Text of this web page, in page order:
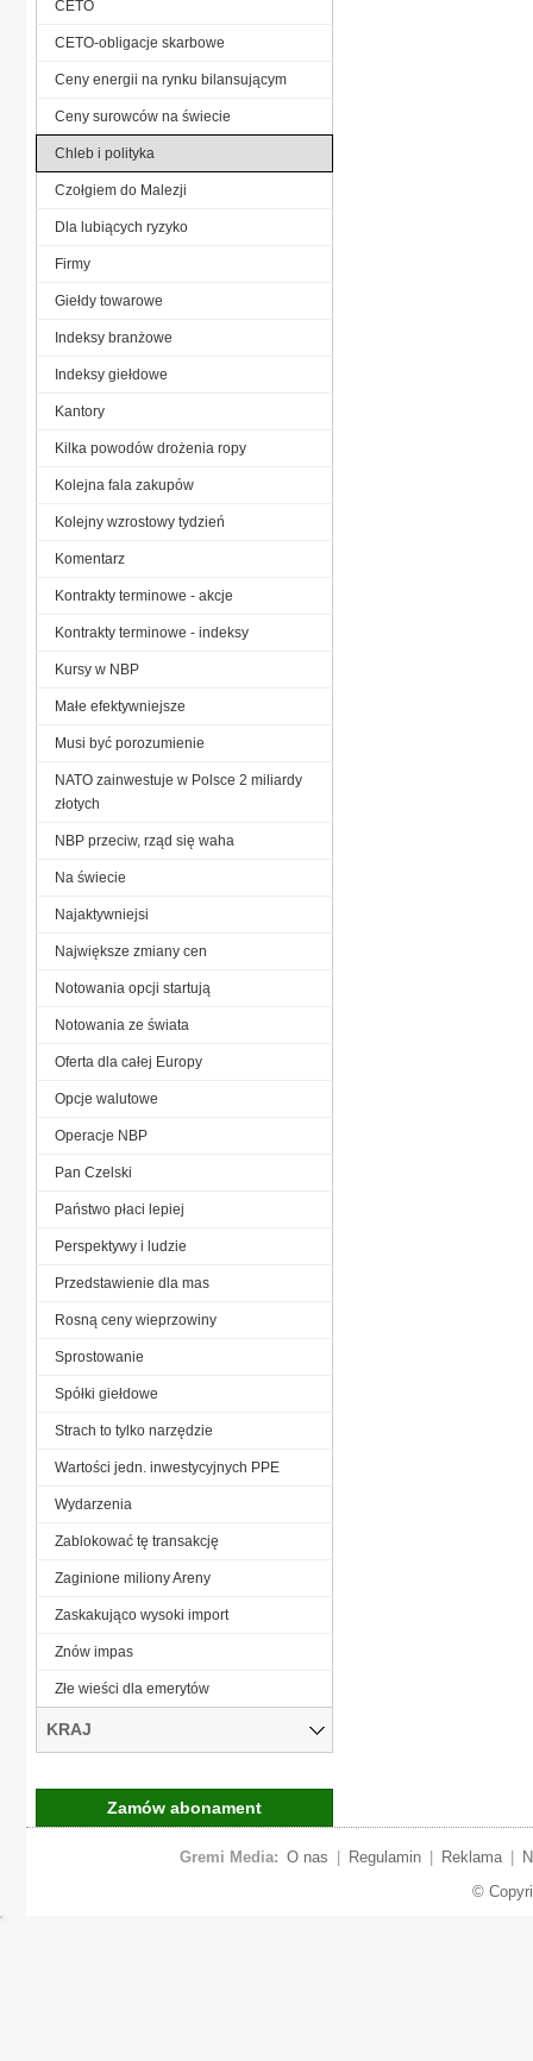
CETO
CETO-obligacje skarbowe
Ceny energii na rynku bilansującym
Ceny surowców na świecie
Chleb i polityka
Czołgiem do Malezji
Dla lubiących ryzyko
Firmy
Giełdy towarowe
Indeksy branżowe
Indeksy giełdowe
Kantory
Kilka powodów drożenia ropy
Kolejna fala zakupów
Kolejny wzrostowy tydzień
Komentarz
Kontrakty terminowe - akcje
Kontrakty terminowe - indeksy
Kursy w NBP
Małe efektywniejsze
Musi być porozumienie
NATO zainwestuje w Polsce 2 miliardy
złotych
NBP przeciw, rząd się waha
Na świecie
Najaktywniejsi
Największe zmiany cen
Notowania opcji startują
Notowania ze świata
Oferta dla całej Europy
Opcje walutowe
Operacje NBP
Pan Czelski
Państwo płaci lepiej
Perspektywy i ludzie
Przedstawienie dla mas
Rosną ceny wieprzowiny
Sprostowanie
Spółki giełdowe
Strach to tylko narzędzie
Wartości jedn. inwestycyjnych PPE
Wydarzenia
Zablokować tę transakcję
Zaginione miliony Areny
Zaskakująco wysoki import
Znów impas
Złe wieści dla emerytów
KRAJ
Zamów abonament
Gremi Media: O nas Regulamin Reklama
©